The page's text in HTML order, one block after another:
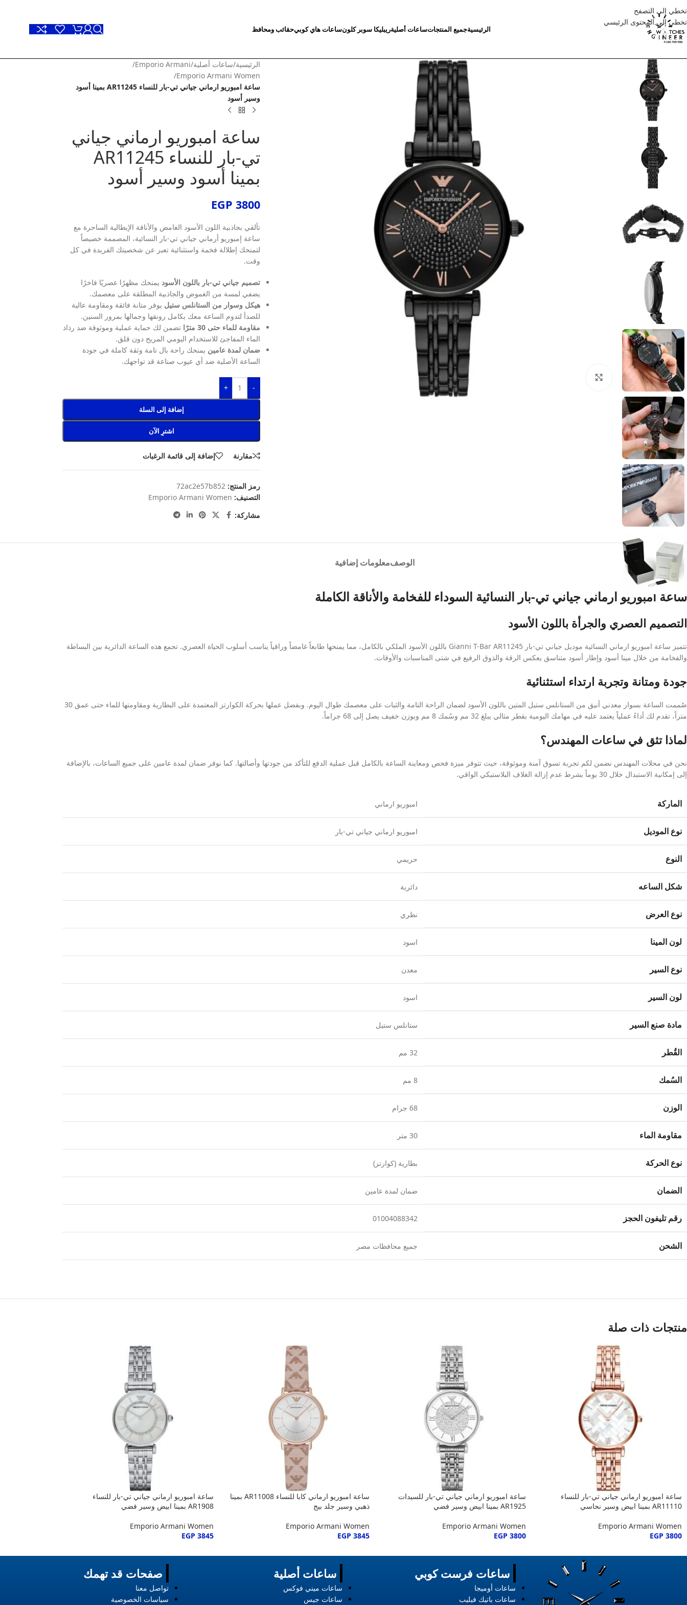
تخطي إلى التصفح
تخطي إلى المحتوى الرئيسي
الرئيسيةجميع المنتجاتساعات أصليةريبليكا سوبر كلونساعات هاي كوبيحقائب ومحافظ
الرئيسية/ساعات أصلية/
Emporio Armani
/
Emporio Armani Women
/
ساعة امبوريو ارماني جياني تي-بار للنساء AR11245 بمينا أسود
وسير أسود
ساعة امبوريو ارماني جياني
تي-بار للنساء AR11245
بمينا أسود وسير أسود
EGP 3800
تألقي بجاذبية اللون الأسود الغامض والأناقة الإيطالية الساحرة مع
ساعة إمبوريو أرماني جياني تي-بار النسائية، المصممة خصيصاً
لتمنحك إطلالة فخمة واستثنائية تعبر عن شخصيتك الفريدة في كل
وقت.
تصميم جياني تي-بار باللون الأسود يمنحك مظهرًا عصريًا فاخرًا
يضفي لمسة من الغموض والجاذبية المطلقة على معصمك.
هيكل وسوار من الستانلس ستيل يوفر متانة فائقة ومقاومة عالية
للصدأ لتدوم الساعة معك بكامل رونقها وجمالها بمرور السنين.
مقاومة للماء حتى 30 مترًا
تضمن لك حماية عملية وموثوقة ضد رذاذ
الماء المفاجئ للاستخدام اليومي المريح دون قلق.
ضمان لمدة عامين يمنحك راحة بال تامة وثقة كاملة في جودة
الساعة الأصلية ضد أي عيوب صناعة قد تواجهك.
-
+
إضافة إلى السلة
اشترِ الآن
مقارنة إضافة إلى قائمة الرغبات
رمز المنتج: 72ac2e57b852
التصنيف: Emporio Armani Women
مشاركة:
الوصفمعلومات إضافية
ساعة امبوريو ارماني جياني تي-بار النسائية السوداء للفخامة والأناقة الكاملة
التصميم العصري والجرأة باللون الأسود
تتميز ساعة امبوريو ارماني النسائية موديل جياني تي-بار Gianni T-Bar AR11245 باللون الأسود الملكي بالكامل، مما يمنحها طابعاً غامضاً وراقياً يناسب أسلوب الحياة العصري. تجمع هذه الساعة الدائرية بين البساطة
والفخامة من خلال مينا أسود وإطار أسود متناسق يعكس الرقة والذوق الرفيع في شتى المناسبات والأوقات.
جودة ومتانة وتجربة ارتداء استثنائية
صُممت الساعة بسوار معدني أنيق من الستانلس ستيل المتين باللون الأسود لضمان الراحة التامة والثبات على معصمك طوال اليوم. وبفضل عملها بحركة الكوارتز المعتمدة على البطارية ومقاومتها للماء حتى عمق 30
متراً، تقدم لك أداءً عملياً يعتمد عليه في مهامك اليومية بقطر مثالي يبلغ 32 مم وسُمك 8 مم وبوزن خفيف يصل إلى 68 جراماً.
لماذا تثق في ساعات المهندس؟
نحن في محلات المهندس نضمن لكم تجربة تسوق آمنة وموثوقة، حيث تتوفر ميزة فحص ومعاينة الساعة بالكامل قبل عملية الدفع للتأكد من جودتها وأصالتها. كما نوفر ضمان لمدة عامين على جميع الساعات، بالإضافة
إلى إمكانية الاستبدال خلال 30 يوماً بشرط عدم إزالة الغلاف البلاستيكي الواقي.
الماركة امبوريو ارماني
نوع الموديل امبوريو ارماني جياني تي-بار
النوع حريمي
شكل الساعه دائرية
نوع العرض نظري
لون المينا اسود
نوع السير معدن
لون السير اسود
مادة صنع السير ستانلس ستيل
القُطر 32 مم
السُمك 8 مم
الوزن 68 جرام
مقاومة الماء 30 متر
نوع الحركة بطارية (كوارتز)
الضمان ضمان لمدة عامين
رقم تليفون الحجز 01004088342
الشحن جميع محافظات مصر
منتجات ذات صلة
ساعة امبوريو ارماني جياني تي-بار للنساء
AR11110 بمينا ابيض وسير نحاسي
Emporio Armani Women
EGP 3800
ساعة امبوريو ارماني جياني تي-بار للسيدات
AR1925 بمينا ابيض وسير فضي
Emporio Armani Women
EGP 3800
ساعة امبوريو ارماني كابا للنساء AR11008 بمينا
ذهبي وسير جلد بيج
Emporio Armani Women
EGP 3845
ساعة امبوريو ارماني جياني تي-بار للنساء
AR1908 بمينا ابيض وسير فضي
Emporio Armani Women
EGP 3845
صفحات قد تهمك
تواصل معنا
سياسات الخصوصية
ساعات أصلية
ساعات ميني فوكس
ساعات جيس
ساعات فرست كوبي
ساعات أوميجا
ساعات باتيك فيليب